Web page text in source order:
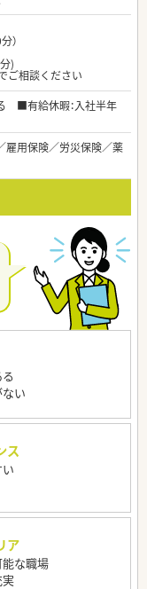
）
)
ご相談ください
る ■有給休暇：入社半年
雇用保険／労災保険／薬
い
ス
ア
な職場